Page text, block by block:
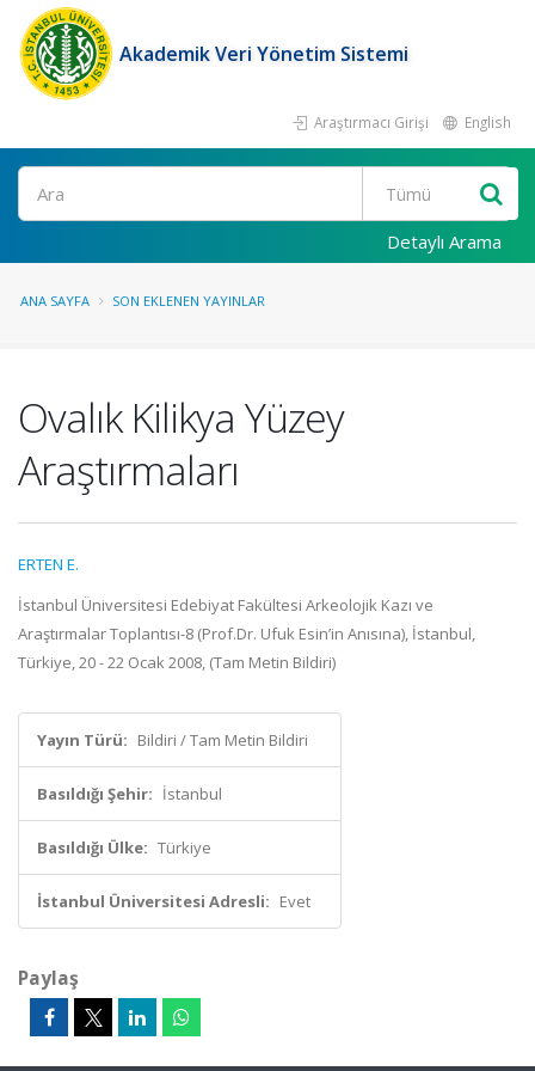
Akademik Veri Yönetim Sistemi
Araştırmacı Girişi English
Ara
Detaylı Arama
ANA SAYFA SON EKLENEN YAYINLAR
Ovalık Kilikya Yüzey
Araştırmaları
ERTEN E.
İstanbul Üniversitesi Edebiyat Fakültesi Arkeolojik Kazı ve
Araştırmalar Toplantısı-8 (Prof.Dr. Ufuk Esin’in Anısına), İstanbul,
Türkiye, 20 - 22 Ocak 2008, (Tam Metin Bildiri)
Yayın Türü: Bildiri / Tam Metin Bildiri
Basıldığı Şehir: İstanbul
Basıldığı Ülke: Türkiye
İstanbul Üniversitesi Adresli: Evet
Paylaş